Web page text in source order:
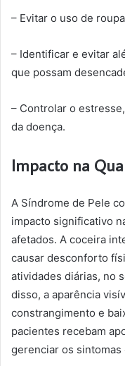
– Evitar o uso de
– Identificar e evitar
que possam
– Controlar o
da doença.
Impacto na
A Síndrome de Pele
impacto significativo
afetados. A coceira
causar desconforto
atividades diárias, no
disso, a aparência
constrangimento e
pacientes recebam
gerenciar os sintomas